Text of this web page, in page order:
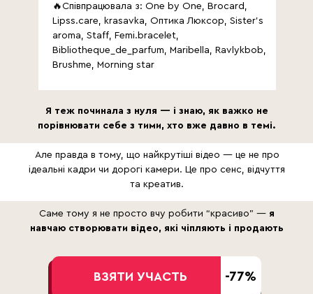
ВЗЯТИ УЧАСТЬ -77%
Я теж починала з нуля — і знаю, як важко не
порівнювати себе з тими, хто вже давно в темі.
Але правда в тому, що найкрутіші відео — це не про
ідеальні кадри чи дорогі камери. Це про сенс, відчуття
та креатив.
Саме тому я не просто вчу робити “красиво” — я
навчаю створювати відео, які чіпляють і продають
🔥Співпрацювала з: One by One, Brocard,
Lipss.care, krasavka, Оптика Люксор, Sister’s
aroma, Staff, Femi.bracelet,
Bibliotheque_de_parfum, Maribella, Ravlykbob,
Brushme, Morning star